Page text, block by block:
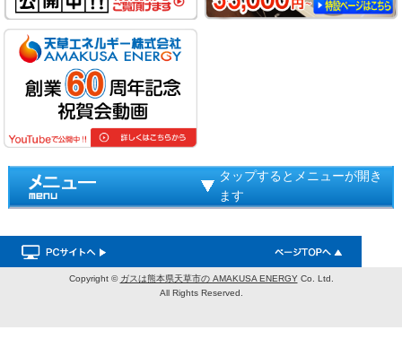
タップするとメニューが開き
ます
Copyright © ガスは熊本県天草市の AMAKUSA ENERGYCo. Ltd.
All Rights Reserved.